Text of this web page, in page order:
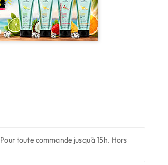
Pour toute commande jusqu'à 15h. Hors